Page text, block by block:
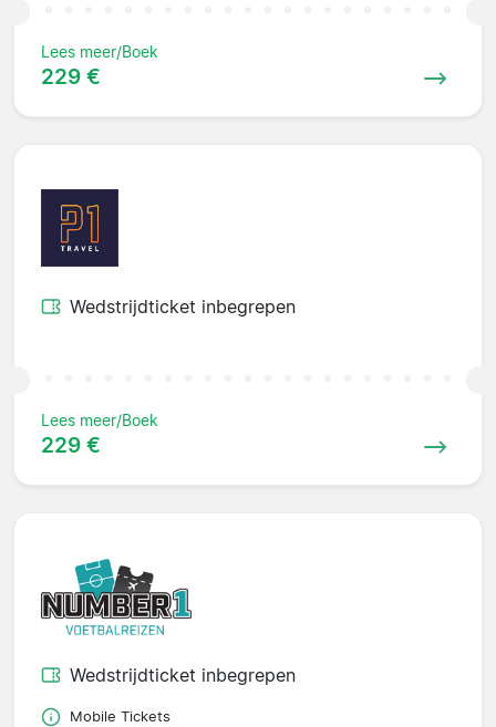
Lees meer/Boek
229 €
Wedstrijdticket inbegrepen
Lees meer/Boek
229 €
Wedstrijdticket inbegrepen
Mobile Tickets